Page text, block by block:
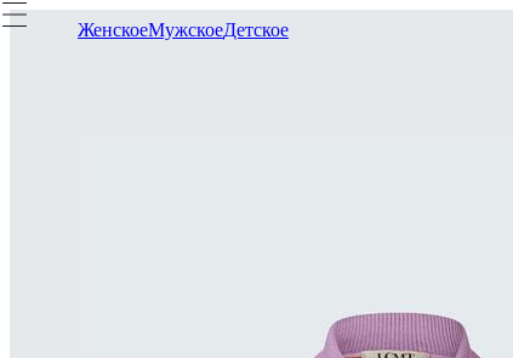
ЖенскоеМужскоеДетское